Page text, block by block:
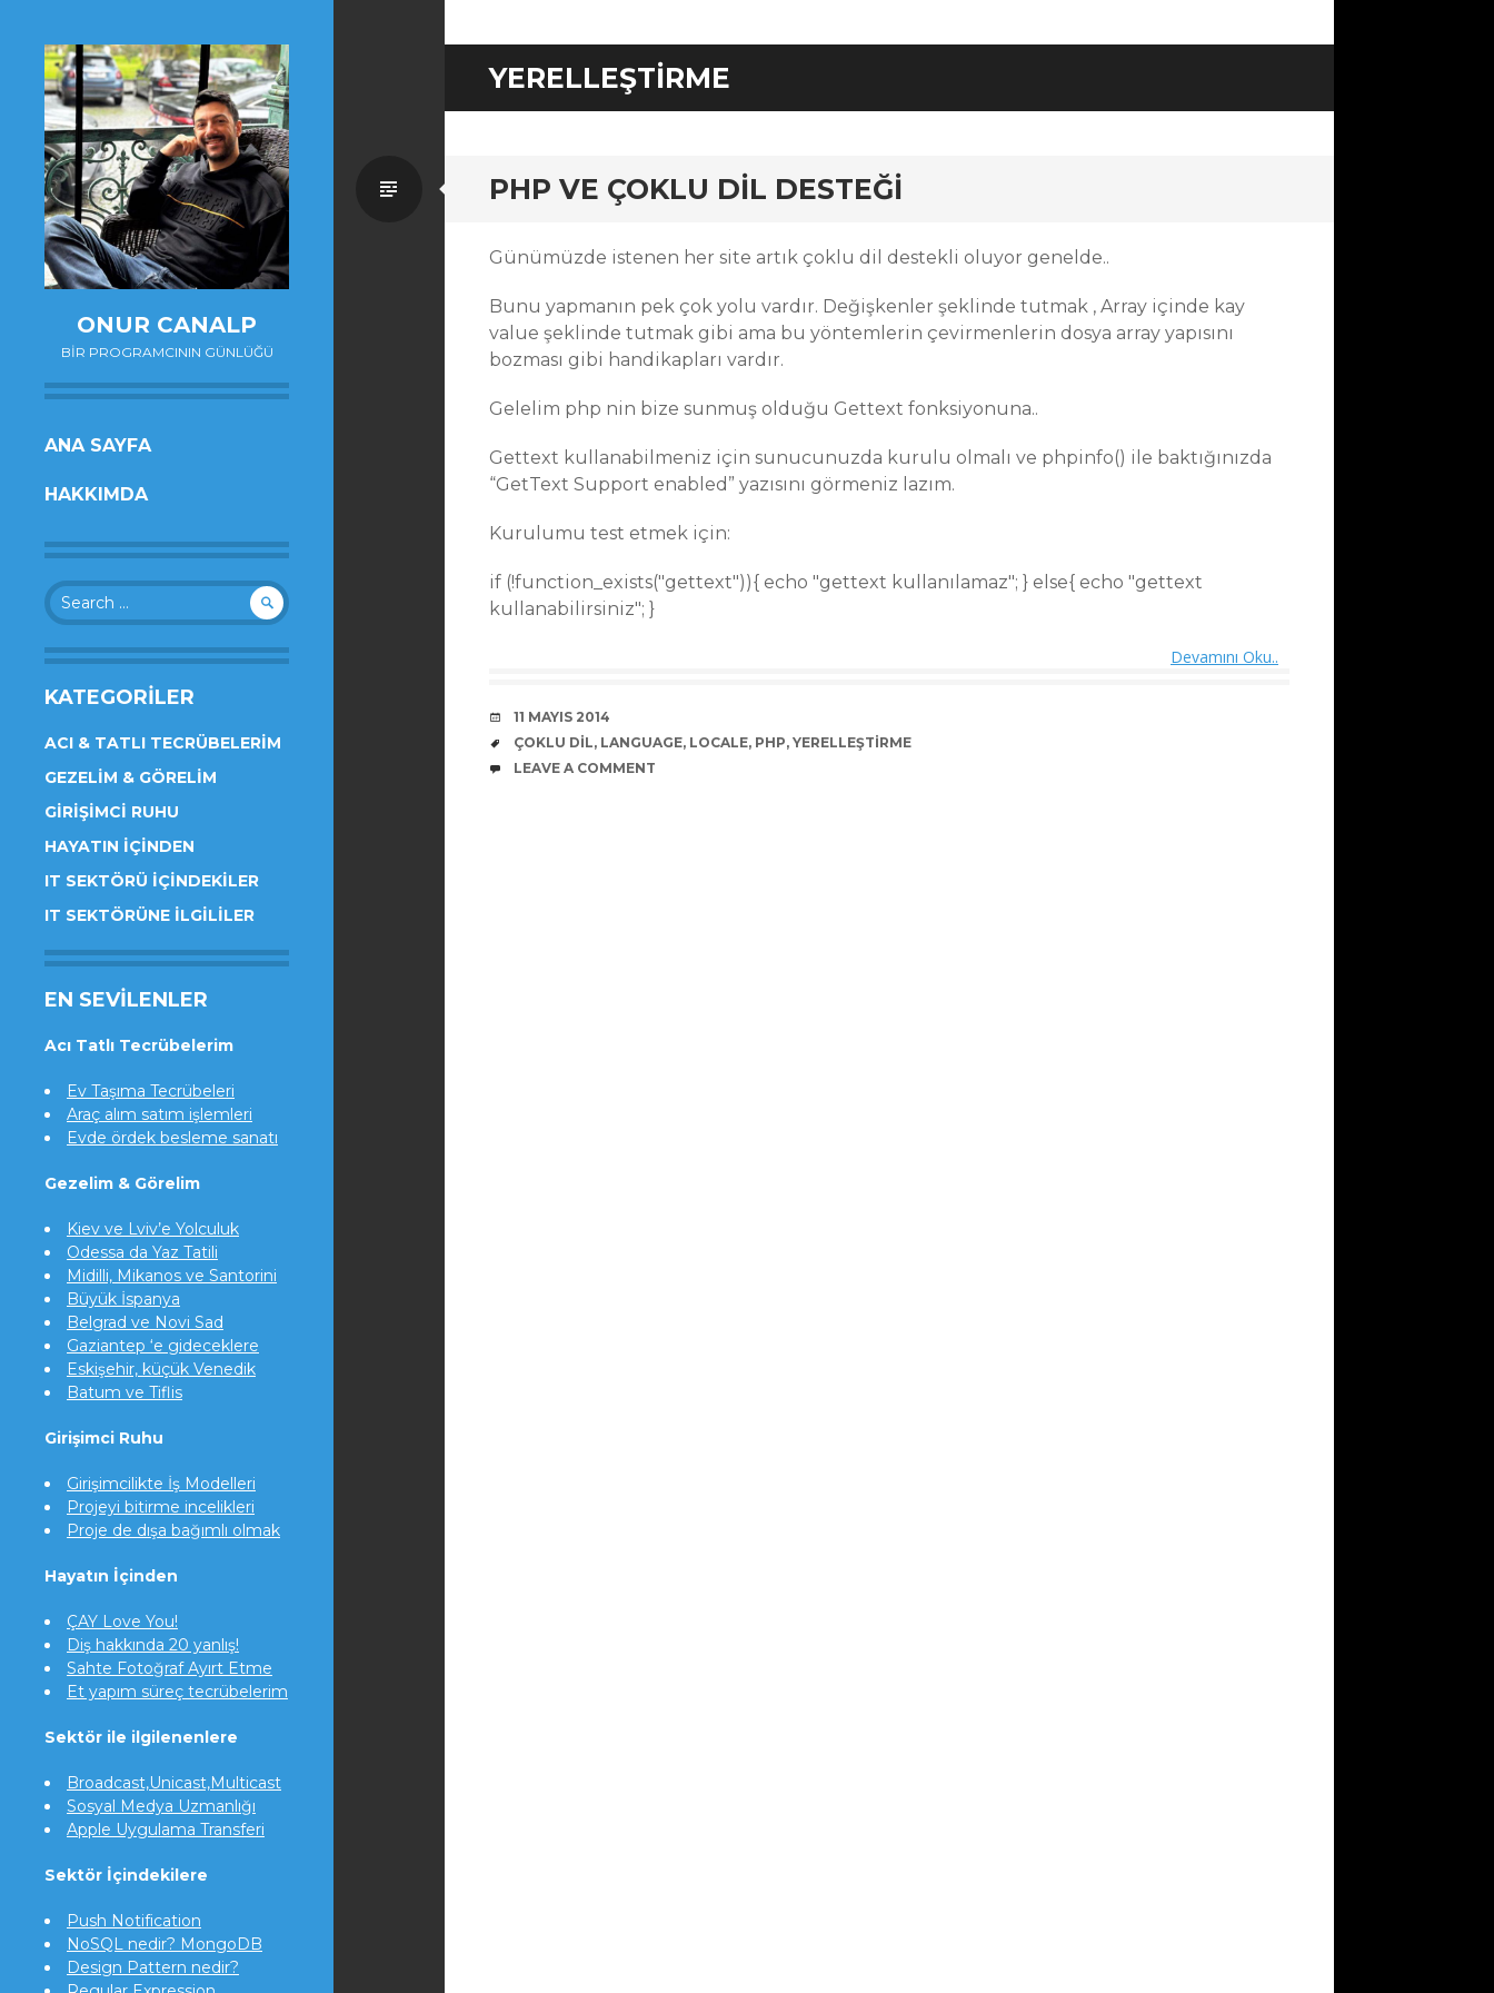
ONUR CANALP
BIR PROGRAMCININ GÜNLÜĞÜ
SKIP
CONTENT
ANA SAYFA
HAKKIMDA
Search
for:
KATEGORILER
ACI & TATLI TECRÜBELERIM
GEZELIM & GÖRELIM
GIRIŞIMCI RUHU
HAYATIN İÇINDEN
IT SEKTÖRÜ İÇINDEKILER
IT SEKTÖRÜNE İLGILILER
EN SEVILENLER
Acı Tatlı Tecrübelerim
Ev Taşıma Tecrübeleri
Araç alım satım işlemleri
Evde ördek besleme sanatı
Gezelim & Görelim
Kiev ve Lviv’e Yolculuk
Odessa da Yaz Tatili
Midilli, Mikanos ve Santorini
Büyük İspanya
Belgrad ve Novi Sad
Gaziantep ‘e gideceklere
Eskişehir, küçük Venedik
Batum ve Tiflis
Girişimci Ruhu
Girişimcilikte İş Modelleri
Projeyi bitirme incelikleri
Proje de dışa bağımlı olmak
Hayatın İçinden
ÇAY Love You!
Diş hakkında 20 yanlış!
Sahte Fotoğraf Ayırt Etme
Et yapım süreç tecrübelerim
Sektör ile ilgilenenlere
Broadcast,Unicast,Multicast
Sosyal Medya Uzmanlığı
Apple Uygulama Transferi
Sektör İçindekilere
Push Notification
NoSQL nedir? MongoDB
Design Pattern nedir?
YERELLEŞTIRME
PHP VE ÇOKLU DIL DESTEĞI
Standard
Günümüzde istenen her site artık çoklu dil destekli oluyor genelde..
Bunu yapmanın pek çok yolu vardır. Değişkenler şeklinde tutmak , Array içinde kay
value şeklinde tutmak gibi ama bu yöntemlerin çevirmenlerin dosya array yapısını
bozması gibi handikapları vardır.
Gelelim php nin bize sunmuş olduğu Gettext fonksiyonuna..
Gettext kullanabilmeniz için sunucunuzda kurulu olmalı ve phpinfo() ile baktığınızda
“GetText Support enabled” yazısını görmeniz lazım.
Kurulumu test etmek için:
if (!function_exists("gettext")){ echo "gettext kullanılamaz"; } else{ echo "gettext
kullanabilirsiniz"; }
Devamını Oku..
DATE
11 MAYIS 2014
TAGS
ÇOKLU DIL, LANGUAGE, LOCALE, PHP, YERELLEŞTIRME
COMMENTS
LEAVE A COMMENT